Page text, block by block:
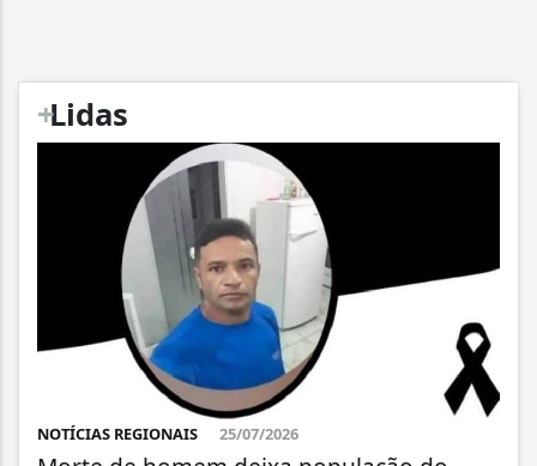
+
Lidas
NOTÍCIAS REGIONAIS 25/07/2026